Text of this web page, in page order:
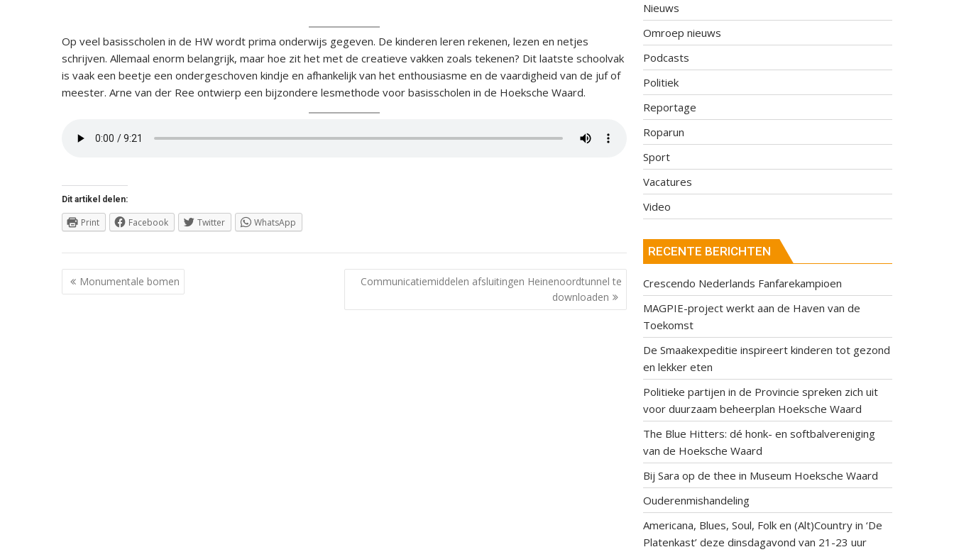
Op veel basisscholen in de HW wordt prima onderwijs gegeven. De kinderen leren rekenen, lezen en netjes
schrijven. Allemaal enorm belangrijk, maar hoe zit het met de creatieve vakken zoals tekenen? Dit laatste schoolvak
is vaak een beetje een ondergeschoven kindje en afhankelijk van het enthousiasme en de vaardigheid van de juf of
meester. Arne van der Ree ontwierp een bijzondere lesmethode voor basisscholen in de Hoeksche Waard.
Dit artikel delen:
Print Facebook Twitter WhatsApp
Berichtnavigatie
Monumentale bomen
Communicatiemiddelen afsluitingen Heinenoordtunnel te
downloaden
Nieuws
Omroep nieuws
Podcasts
Politiek
Reportage
Roparun
Sport
Vacatures
Video
RECENTE BERICHTEN
Crescendo Nederlands Fanfarekampioen
MAGPIE-project werkt aan de Haven van de
Toekomst
De Smaakexpeditie inspireert kinderen tot gezond
en lekker eten
Politieke partijen in de Provincie spreken zich uit
voor duurzaam beheerplan Hoeksche Waard
The Blue Hitters: dé honk- en softbalvereniging
van de Hoeksche Waard
Bij Sara op de thee in Museum Hoeksche Waard
Ouderenmishandeling
Americana, Blues, Soul, Folk en (Alt)Country in ‘De
Platenkast’ deze dinsdagavond van 21-23 uur